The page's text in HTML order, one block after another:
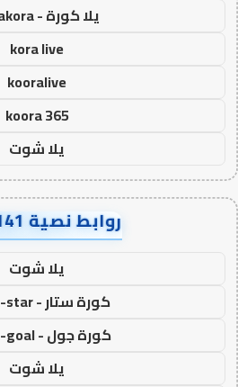
يلا كورة - yallakora
kora live
kooralive
koora 365
يلا شوت
روابط نصية AA90141
يلا شوت
كورة ستار - koora-star
كورة جول - koora-goal
يلا شوت